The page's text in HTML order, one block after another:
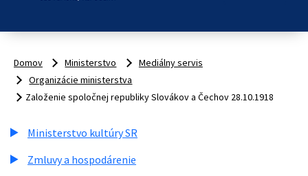
Domov Ministerstvo
Mediálny servis
Organizácie ministerstva
Založenie spoločnej republiky Slovákov a Čechov 28.10.1918
Ministerstvo kultúry SR
Zmluvy a hospodárenie